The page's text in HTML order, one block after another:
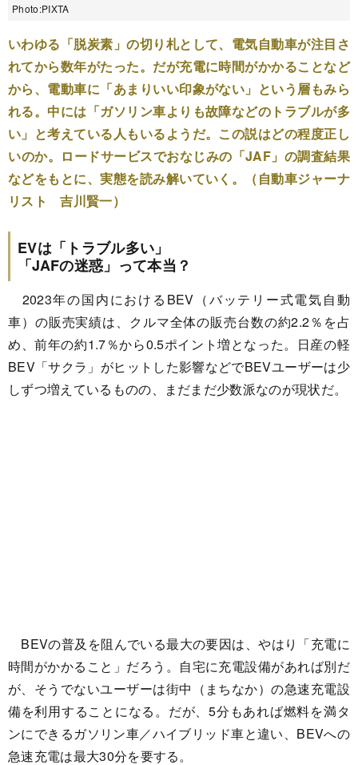
Photo:PIXTA
いわゆる「脱炭素」の切り札として、電気自動車が注目さ
れてから数年がたった。だが充電に時間がかかることなど
から、電動車に「あまりいい印象がない」という層もみら
れる。中には「ガソリン車よりも故障などのトラブルが多
い」と考えている人もいるようだ。この説はどの程度正し
いのか。ロードサービスでおなじみの「JAF」の調査結果
などをもとに、実態を読み解いていく。（自動車ジャーナ
リスト 吉川賢一）
EVは「トラブル多い」
「JAFの迷惑」って本当？
2023年の国内におけるBEV（バッテリー式電気自動
車）の販売実績は、クルマ全体の販売台数の約2.2％を占
め、前年の約1.7％から0.5ポイント増となった。日産の軽
BEV「サクラ」がヒットした影響などでBEVユーザーは少
しずつ増えているものの、まだまだ少数派なのが現状だ。
BEVの普及を阻んでいる最大の要因は、やはり「充電に
時間がかかること」だろう。自宅に充電設備があれば別だ
が、そうでないユーザーは街中（まちなか）の急速充電設
備を利用することになる。だが、5分もあれば燃料を満タ
ンにできるガソリン車／ハイブリッド車と違い、BEVへの
急速充電は最大30分を要する。